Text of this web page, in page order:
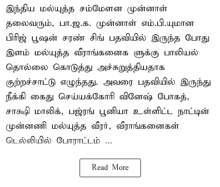
இந்திய மல்யுத்த சம்மேளன முன்னாள்
தலைவரும், பா.ஜ.க. முன்னாள் எம்.பி.யுமான
பிரிஜ் பூஷன் சரண் சிங் பதவியில் இருந்த போது
இளம் மல்யுத்த வீராங்கனைக ளுக்கு பாலியல்
தொல்லை கொடுத்து அச்சுறுத்தியதாக
குற்றச்சாட்டு எழுந்தது. அவரை பதவியில் இருந்து
நீக்கி கைது செய்யக்கோரி வினேஷ் போகத்,
சாக்ஷி மாலிக், பஜ்ரங் பூனியா உள்ளிட்ட நாட்டின்
முன்னணி மல்யுத்த வீரர், வீராங்கனைகள்
டெல்லியில் போராட்டம் ...
Read More